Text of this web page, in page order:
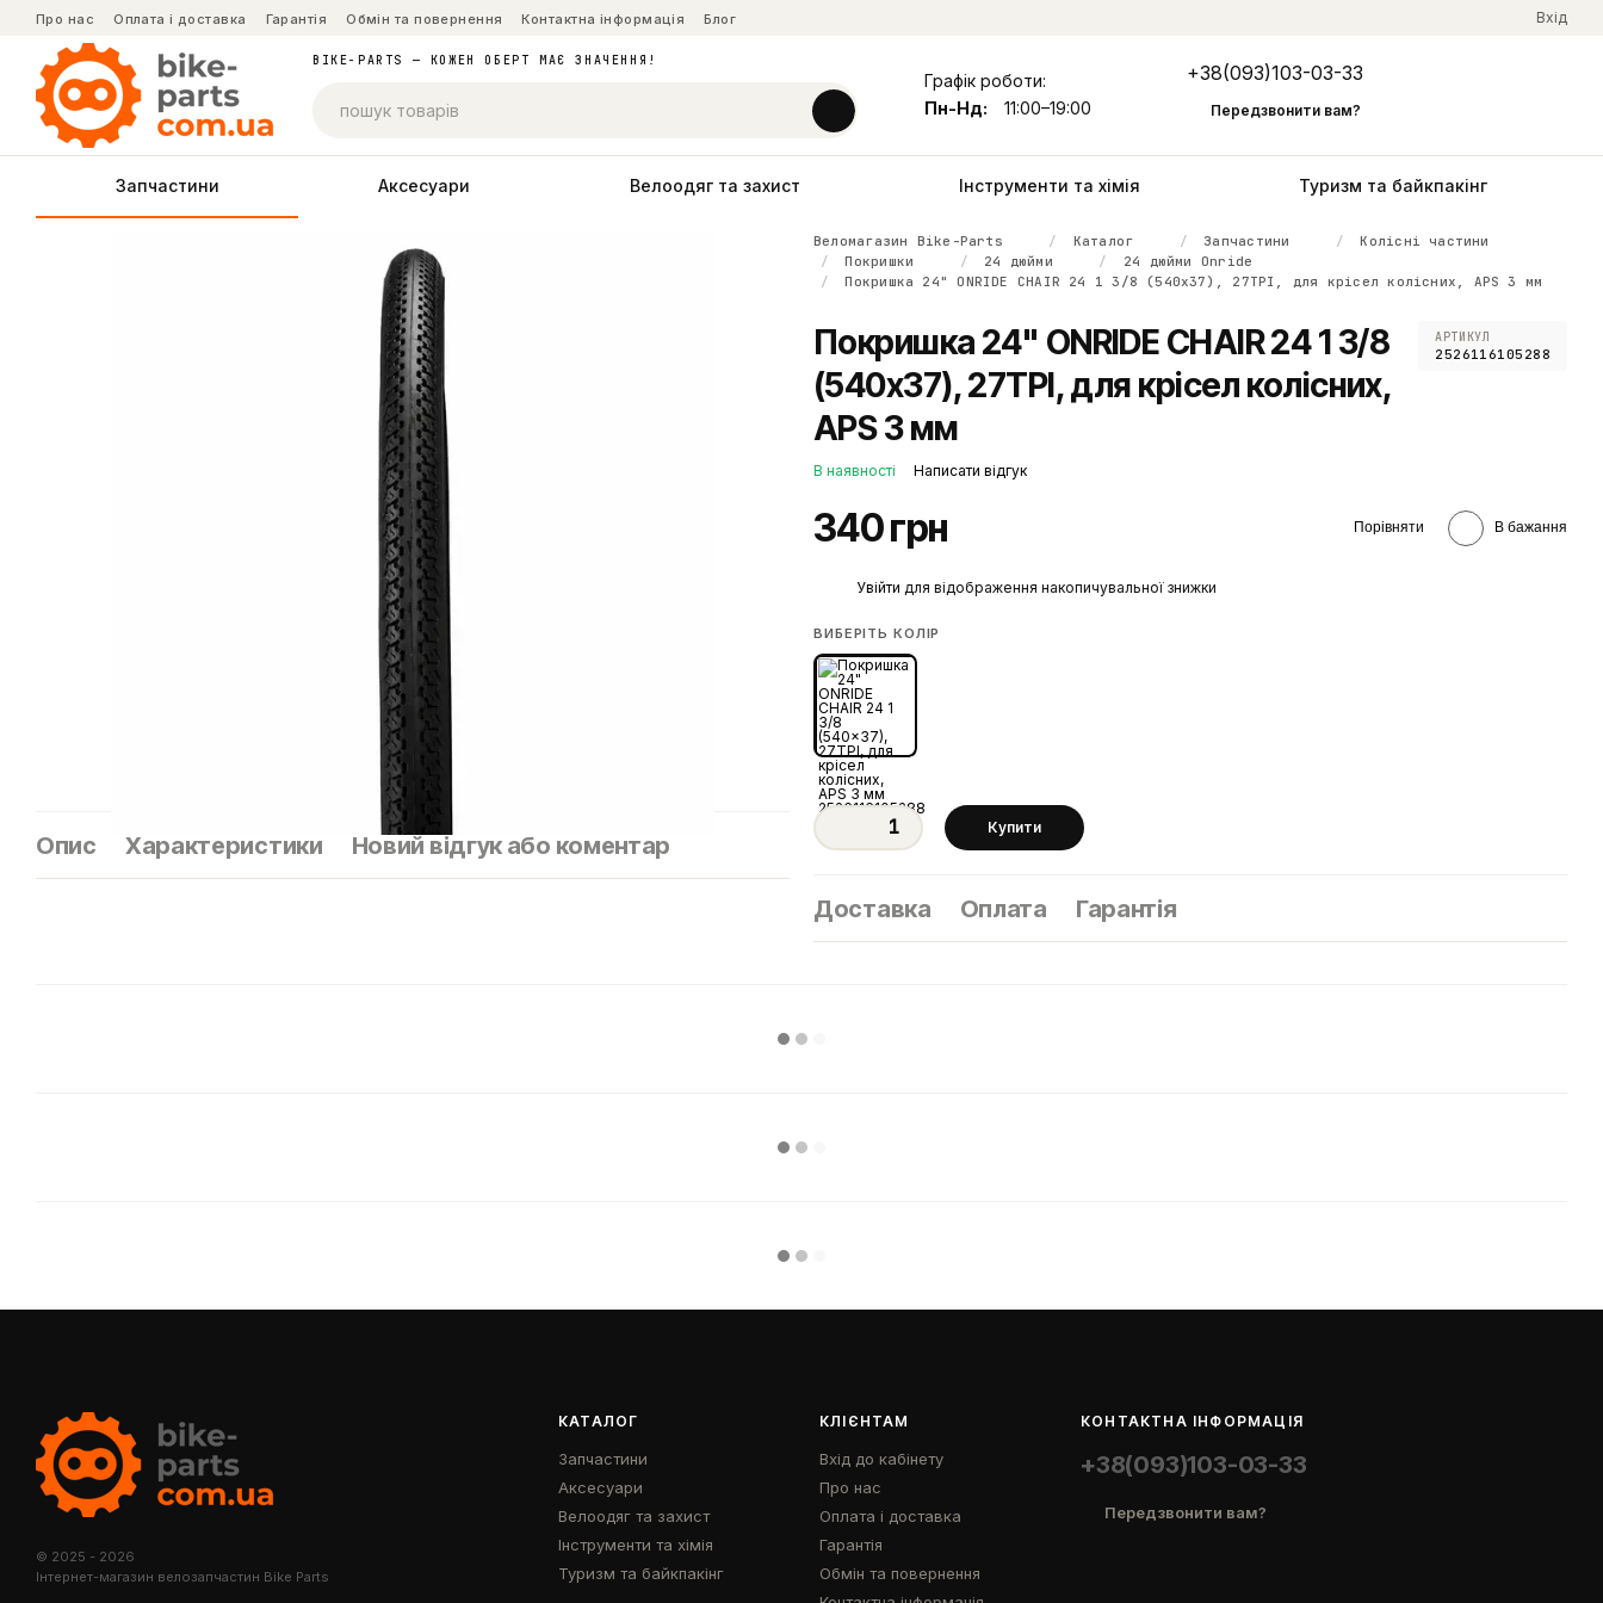
Перейти до основного контенту
Про нас Оплата і доставка Гарантія Обмін та повернення Контактна інформація Блог Вхід
BIKE-PARTS — КОЖЕН ОБЕРТ МАЄ ЗНАЧЕННЯ!
Графік роботи:
Пн-Нд:
11:00–19:00
+38(093)103-03-33
Передзвонити вам?
Запчастини Аксесуари Велоодяг та захист Інструменти та хімія Туризм та байкпакінг
Опис Характеристики Новий відгук або коментар
Веломагазин Bike-Parts Каталог Запчастини
Колісні частини
Покришки
24 дюйми
24 дюйми Onride
Покришка 24" ONRIDE CHAIR 24 1 3/8 (540x37), 27TPI, для крісел колісних, APS 3 мм
Покришка 24" ONRIDE CHAIR 24 1 3/8
(540x37), 27TPI, для крісел колісних,
APS 3 мм
АРТИКУЛ
2526116105288
В наявності Написати відгук
340 грн Порівняти В бажання
Увійти для відображення накопичувальної знижки
ВИБЕРІТЬ КОЛІР
Купити
Доставка Оплата Гарантія
© 2025 - 2026
Інтернет-магазин велозапчастин Bike Parts
КАТАЛОГ
Запчастини
Аксесуари
Велоодяг та захист
Інструменти та хімія
Туризм та байкпакінг
КЛІЄНТАМ
Вхід до кабінету
Про нас
Оплата і доставка
Гарантія
Обмін та повернення
КОНТАКТНА ІНФОРМАЦІЯ
+38(093)103-03-33
Передзвонити вам?